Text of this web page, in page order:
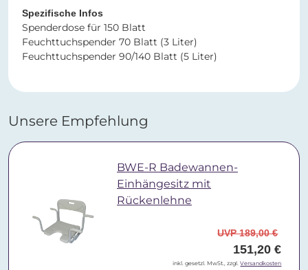
Spezifische Infos
Spenderdose für 150 Blatt
Feuchttuchspender 70 Blatt (3 Liter)
Feuchttuchspender 90/140 Blatt (5 Liter)
Unsere Empfehlung
BWE-R Badewannen-
Einhängesitz mit
Rückenlehne
UVP 189,00 €
151,20 €
inkl. gesetzl. MwSt., zzgl.Versandkosten